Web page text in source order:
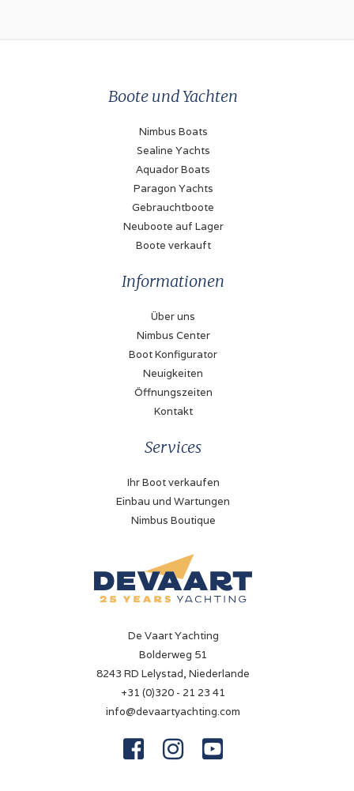
Boote und Yachten
Nimbus Boats
Sealine Yachts
Aquador Boats
Paragon Yachts
Gebrauchtboote
Neuboote auf Lager
Boote verkauft
Informationen
Über uns
Nimbus Center
Boot Konfigurator
Neuigkeiten
Öffnungszeiten
Kontakt
Services
Ihr Boot verkaufen
Einbau und Wartungen
Nimbus Boutique
De Vaart Yachting
Bolderweg 51
8243 RD Lelystad, Niederlande
+31 (0)320 - 21 23 41
info@devaartyachting.com
  